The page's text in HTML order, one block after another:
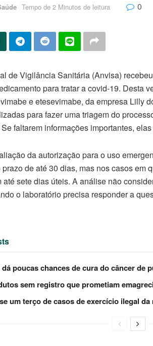
Tempo de 2 Minutos de leitura 0
de Vigilância Sanitária (Anvisa)
para tratar a covid-19. Desta
e etesevimabe, da empresa Lilly
para fazer uma triagem do
faltarem informações importantes,
da autorização para o uso
de até 30 dias, mas nos casos em
até sete dias úteis. A análise não
o laboratório precisa responder a
poucas chances de cura do câncer de
sem registro que prometiam
um terço de casos de exercício ilegal da